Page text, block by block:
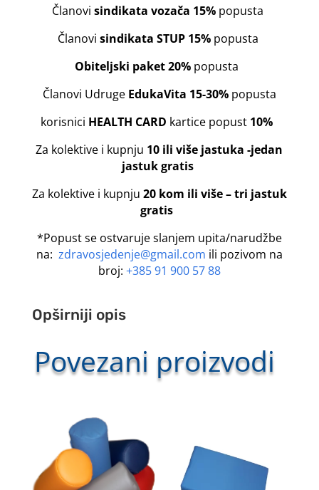
Članovisindikata vozača 15% popusta
Članovi sindikata STUP 15%popusta
Obiteljski paket 20%popusta
Članovi Udruge EdukaVita 15-30%popusta
korisnici HEALTH CARD kartice popust 10%
Za kolektive i kupnju 10 ili više jastuka -jedan
jastuk gratis
Za kolektive i kupnju 20 kom ili više – tri jastuk
gratis
*Popust se ostvaruje slanjem upita/narudžbe
na: zdravosjedenje@gmail.com ili pozivom na
broj: +385 91 900 57 88
Opširniji opis
Povezani proizvodi